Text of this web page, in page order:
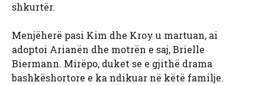
shkurtër.
Menjëherë pasi Kim dhe Kroy u martuan, ai
adoptoi Arianën dhe motrën e saj, Brielle
Biermann. Mirëpo, duket se e gjithë drama
bashkëshortore e ka ndikuar në këtë familje.